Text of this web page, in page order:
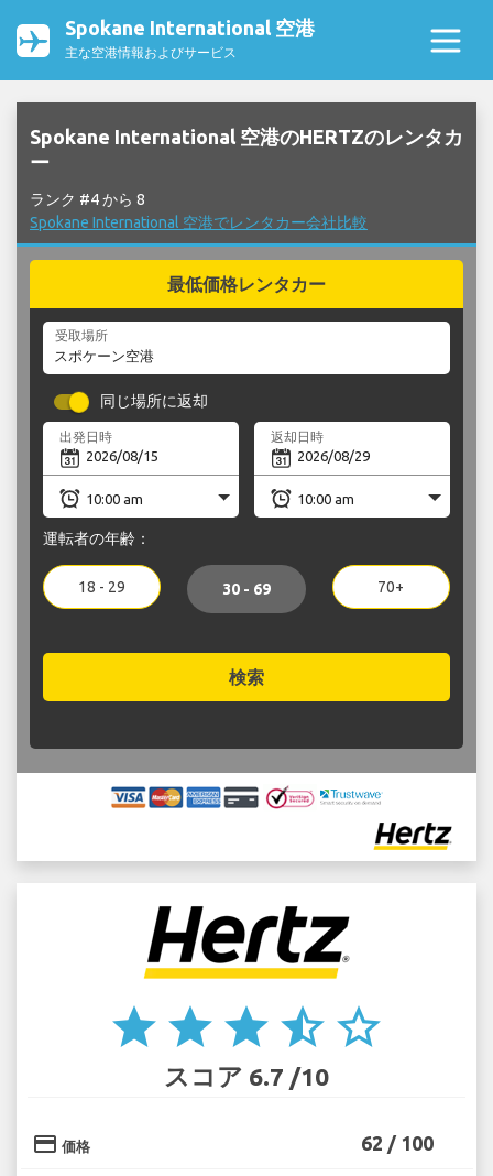
Spokane International 空港
主な空港情報およびサービス
Spokane International 空港のHERTZのレンタカ
ー
ランク #4 から 8
Spokane International 空港でレンタカー会社比較
最低価格レンタカー
受取場所
同じ場所に返却
出発日時 返却日時
運転者の年齢：
18 - 29 30 - 69 70+
検索
star star star star_half star_border
スコア 6.7 /10
credit_card 価格 62 / 100